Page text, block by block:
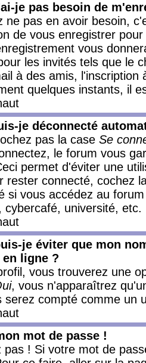
je pas besoin de
ne pas en avoir besoin,
de vous enregistrer
vous
les invités tels que le
à des amis,
quelques instants, il
je déconnecté
pas la case Se
le forum vous
permet d'éviter une
rester connecté, cochez
si vous accédez au
cybercafé, université, etc.
je éviter que mon
ligne ?
vous trouverez une
, vous n'apparaîtrez
serez compté comme un
mot de passe !
pas ! Si votre mot de